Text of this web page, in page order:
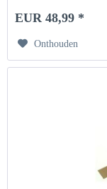
EUR 48,99 *
Onthouden